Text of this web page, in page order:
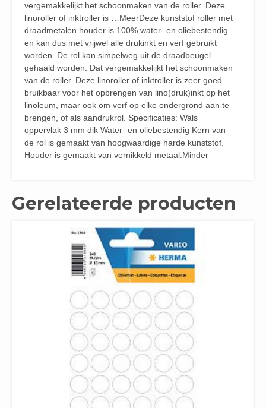
vergemakkelijkt het schoonmaken van de roller. Deze
linoroller of inktroller is …MeerDeze kunststof roller met
draadmetalen houder is 100% water- en oliebestendig
en kan dus met vrijwel alle drukinkt en verf gebruikt
worden. De rol kan simpelweg uit de draadbeugel
gehaald worden. Dat vergemakkelijkt het schoonmaken
van de roller. Deze linoroller of inktroller is zeer goed
bruikbaar voor het opbrengen van lino(druk)inkt op het
linoleum, maar ook om verf op elke ondergrond aan te
brengen, of als aandrukrol. Specificaties: Wals
oppervlak 3 mm dik Water- en oliebestendig Kern van
de rol is gemaakt van hoogwaardige harde kunststof.
Houder is gemaakt van vernikkeld metaal.Minder
Gerelateerde producten